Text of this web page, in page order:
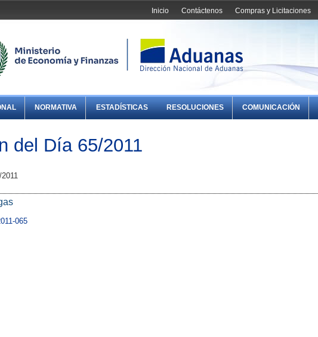
Compras y Licitaciones
Contáctenos
Inicio
NORMATIVA ESTADÍSTICAS RESOLUCIONES COMUNICACIÓN
del Día 65/2011
065